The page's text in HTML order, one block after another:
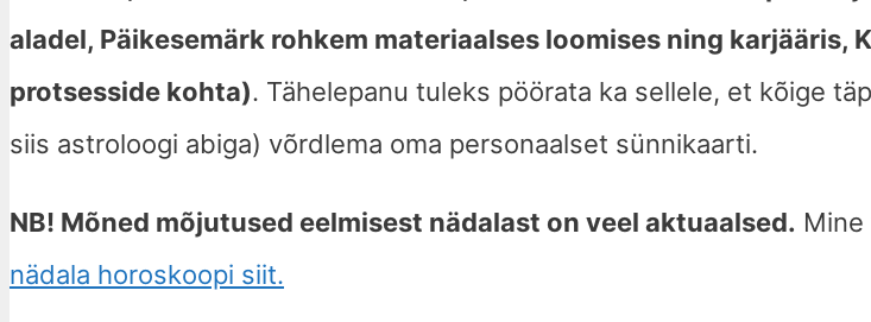
aladel, Päikesemärk rohkem materiaalses loomises ning
protsesside kohta). Tähelepanu tuleks pöörata ka sellele, et kõige
siis astroloogi abiga) võrdlema oma personaalset sünnikaarti.
NB! Mõned mõjutused eelmisest nädalast on veel aktuaalsed. Mine
nädala horoskoopi siit.